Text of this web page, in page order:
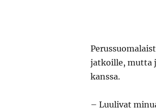
jatkoille, mutta
kanssa.
– Luulivat